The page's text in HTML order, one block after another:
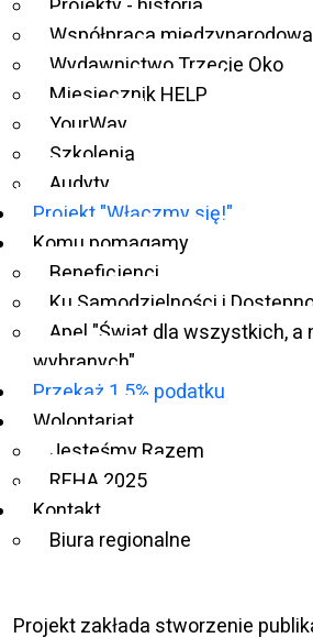
Projekty - historia
Współpraca międzynarodowa
Wydawnictwo Trzecie Oko
Miesięcznik HELP
YourWay
Szkolenia
Audyty
Projekt "Włączmy się!"
Komu pomagamy
Beneficjenci
Ku Samodzielności i
Apel "Świat dla wszystkich, a
wybranych"
Przekaż 1.5% podatku
Wolontariat
Jesteśmy Razem
REHA 2025
Kontakt
Biura regionalne
Termin realizacji:
Miejsce realizacji: Gdańsk
Projekt zakłada stworzenie